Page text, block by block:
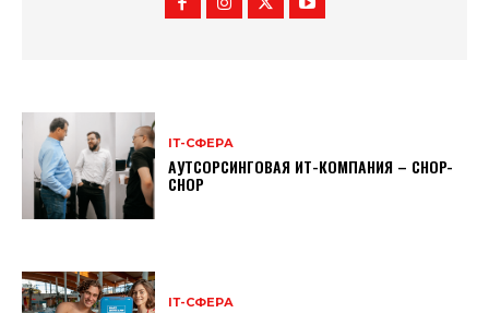
ІТ-СФЕРА
АУТСОРСИНГОВАЯ ИТ-КОМПАНИЯ – CHOP-
CHOP
ІТ-СФЕРА